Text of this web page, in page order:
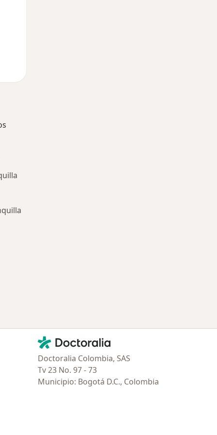
Contacto
Doctoralia - Página de inicio
Doctoralia Colombia, SAS
Tv 23 No. 97 - 73
Municipio: Bogotá D.C., Colombia